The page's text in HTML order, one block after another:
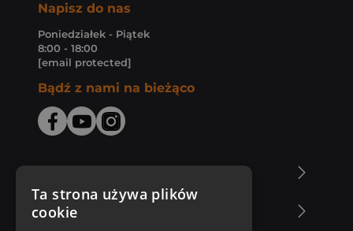
Napisz do nas
Poniedziałek - Piątek
8:00 - 18:00
[email protected]
Bądź z nami na bieżąco
Zakupy u nas
Ta strona używa plików
cookie